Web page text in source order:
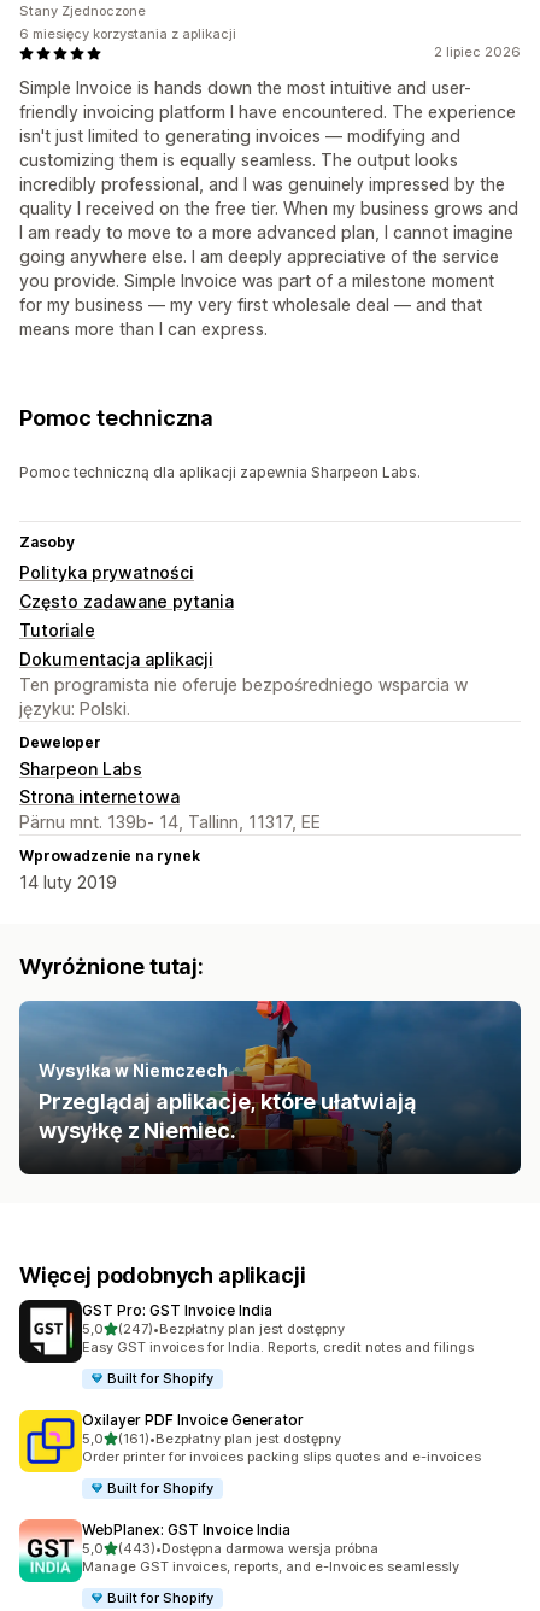
2 lipiec 2026
Simple Invoice is hands down the most intuitive and user-
friendly invoicing platform I have encountered. The experience
isn't just limited to generating invoices — modifying and
customizing them is equally seamless. The output looks
incredibly professional, and I was genuinely impressed by the
quality I received on the free tier. When my business grows and
I am ready to move to a more advanced plan, I cannot imagine
going anywhere else. I am deeply appreciative of the service
you provide. Simple Invoice was part of a milestone moment
for my business — my very first wholesale deal — and that
means more than I can express.
Stany Zjednoczone
6 miesięcy korzystania z aplikacji
Pomoc techniczna
Pomoc techniczną dla aplikacji zapewnia Sharpeon Labs.
Zasoby
Polityka prywatności
Często zadawane pytania
Tutoriale
Dokumentacja aplikacji
Ten programista nie oferuje bezpośredniego wsparcia w
języku: Polski.
Deweloper
Sharpeon Labs
Strona internetowa
Pärnu mnt. 139b- 14, Tallinn, 11317, EE
Wprowadzenie na rynek
14 luty 2019
Wyróżnione tutaj:
Wysyłka w Niemczech
Przeglądaj aplikacje, które ułatwiają
wysyłkę z Niemiec.
Więcej podobnych aplikacji
GST Pro: GST Invoice India
5,0na 5 gwiazdek
(247)
Łączna liczba recenzji: 247
•Bezpłatny plan jest dostępny
Easy GST invoices for India. Reports, credit notes and filings
Built for Shopify
Oxilayer PDF Invoice Generator
5,0na 5 gwiazdek
(161)
Łączna liczba recenzji: 161
•Bezpłatny plan jest dostępny
Order printer for invoices packing slips quotes and e-invoices
Built for Shopify
WebPlanex: GST Invoice India
5,0na 5 gwiazdek
(443)
Łączna liczba recenzji: 443
•Dostępna darmowa wersja próbna
Manage GST invoices, reports, and e-Invoices seamlessly
Built for Shopify